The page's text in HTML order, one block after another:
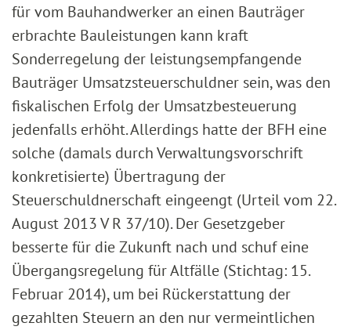
für vom Bauhandwerker an einen Bauträger
erbrachte Bauleistungen kann kraft
Sonderregelung der leistungsempfangende
Bauträger Umsatzsteuerschuldner sein, was den
fiskalischen Erfolg der Umsatzbesteuerung
jedenfalls erhöht. Allerdings hatte der BFH eine
solche (damals durch Verwaltungsvorschrift
konkretisierte) Übertragung der
Steuerschuldnerschaft eingeengt (Urteil vom 22.
August 2013 V R 37/10). Der Gesetzgeber
besserte für die Zukunft nach und schuf eine
Übergangsregelung für Altfälle (Stichtag: 15.
Februar 2014), um bei Rückerstattung der
gezahlten Steuern an den nur vermeintlichen